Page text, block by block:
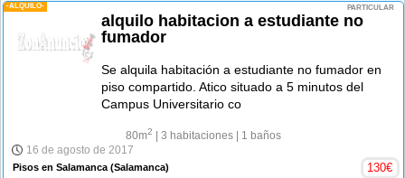
-ALQUILO- PARTICULAR
alquilo habitacion a estudiante no
fumador
Se alquila habitación a estudiante no fumador en
piso compartido. Atico situado a 5 minutos del
Campus Universitario co
80m2 | 3 habitaciones | 1 baños
16 de agosto de 2017
Pisos en Salamanca (Salamanca) 130€